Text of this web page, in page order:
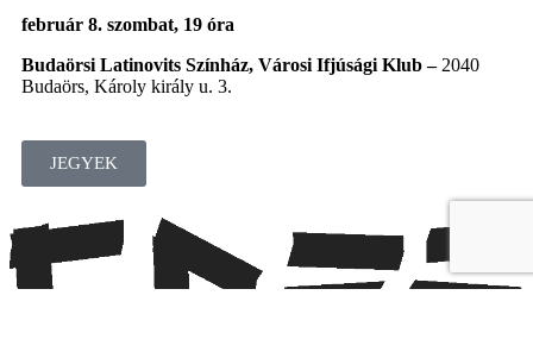
február 8. szombat, 19 óra
Budaörsi Latinovits Színház, Városi Ifjúsági Klub – 2040
Budaörs, Károly király u. 3.
JEGYEK